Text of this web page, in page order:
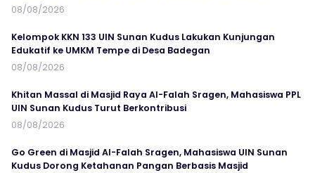
08/08/2026
Kelompok KKN 133 UIN Sunan Kudus Lakukan Kunjungan
Edukatif ke UMKM Tempe di Desa Badegan
08/08/2026
Khitan Massal di Masjid Raya Al-Falah Sragen, Mahasiswa PPL
UIN Sunan Kudus Turut Berkontribusi
08/08/2026
Go Green di Masjid Al-Falah Sragen, Mahasiswa UIN Sunan
Kudus Dorong Ketahanan Pangan Berbasis Masjid